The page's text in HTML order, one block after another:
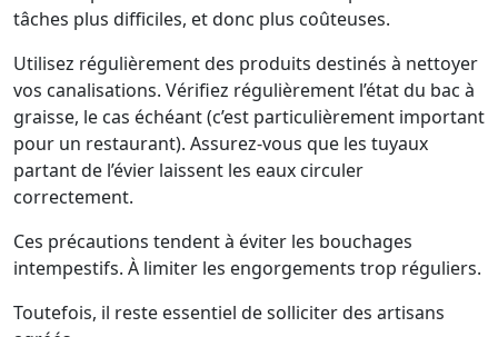
tâches plus difficiles, et donc plus coûteuses.
Utilisez régulièrement des produits destinés à nettoyer
vos canalisations. Vérifiez régulièrement l’état du bac à
graisse, le cas échéant (c’est particulièrement important
pour un restaurant). Assurez-vous que les tuyaux
partant de l’évier laissent les eaux circuler
correctement.
Ces précautions tendent à éviter les bouchages
intempestifs. À limiter les engorgements trop réguliers.
Toutefois, il reste essentiel de solliciter des artisans